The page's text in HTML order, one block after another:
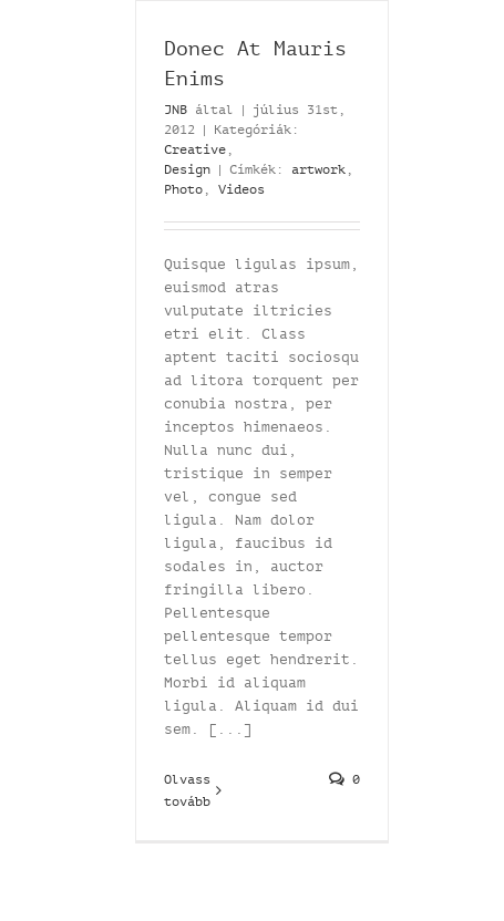
Donec At Mauris
Enims
JNB által |
július 31st,
2012 |
Kategóriák:
Creative ,
Design | Címkék: artwork ,
Photo , Videos
Quisque ligulas ipsum,
euismod atras
vulputate iltricies
etri elit. Class
aptent taciti sociosqu
ad litora torquent per
conubia nostra, per
inceptos himenaeos.
Nulla nunc dui,
tristique in semper
vel, congue sed
ligula. Nam dolor
ligula, faucibus id
sodales in, auctor
fringilla libero.
Pellentesque
pellentesque tempor
tellus eget hendrerit.
Morbi id aliquam
ligula. Aliquam id dui
sem. [...]
Olvass
tovább
0